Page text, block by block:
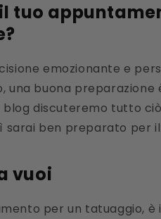
tuo
emozionante e
buona preparazione
discuteremo tutto
sarai ben preparato per
vuoi
per un